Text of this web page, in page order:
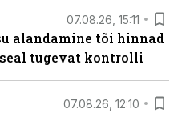
07.08.26, 15:11
alandamine tõi hinnad
tugevat kontrolli
07.08.26, 12:10